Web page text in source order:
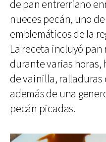
de pan entrerriano
nueces pecán, uno
emblemáticos de la
La receta incluyó
durante varias horas,
de vainilla,
además de una
pecán picadas.